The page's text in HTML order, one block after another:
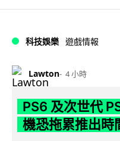
科技娛樂 遊戲情報
Lawton 4 小時
PS6 及次世代
機恐拖累推出時